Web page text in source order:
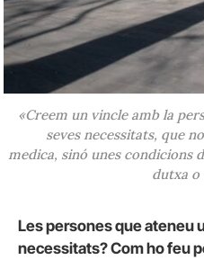
«Creem un vincle amb la
seves necessitats, que
medica, sinó unes condicions
dutxa o
Les persones que ateneu
necessitats? Com ho feu